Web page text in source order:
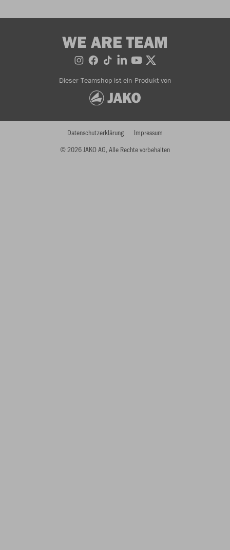
WE ARE TEAM
Dieser Teamshop ist ein Produkt von
© 2026 JAKO AG, Alle Rechte vorbehalten
Datenschutzerklärung Impressum